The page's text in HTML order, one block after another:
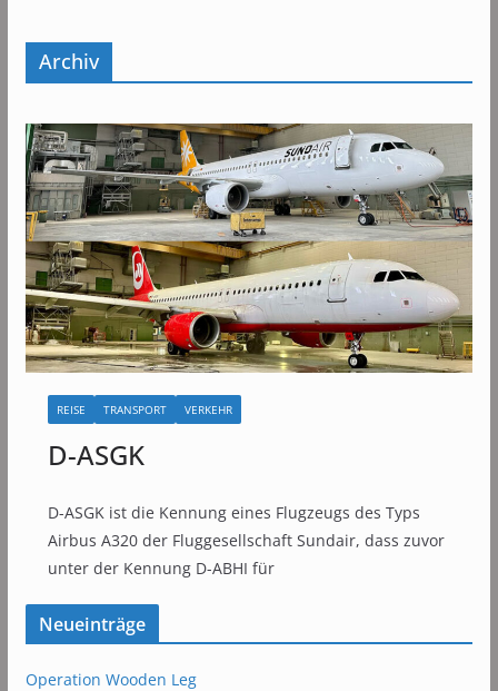
Archiv
REISE TRANSPORT VERKEHR
D-ASGK
D-ASGK ist die Kennung eines Flugzeugs des Typs
Airbus A320 der Fluggesellschaft Sundair, dass zuvor
unter der Kennung D-ABHI für
Neueinträge
Operation Wooden Leg